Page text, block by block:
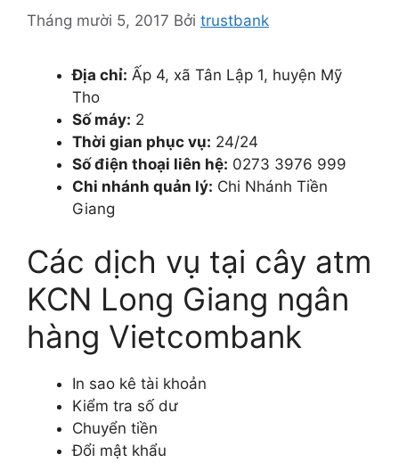
Tháng mười 5, 2017 Bởi trustbank
Địa chỉ: Ấp 4, xã Tân Lập 1, huyện Mỹ
Tho
Số máy: 2
Thời gian phục vụ: 24/24
Số điện thoại liên hệ: 0273 3976 999
Chi nhánh quản lý: Chi Nhánh Tiền
Giang
Các dịch vụ tại cây atm
KCN Long Giang ngân
hàng Vietcombank
In sao kê tài khoản
Kiểm tra số dư
Chuyển tiền
Đổi mật khẩu